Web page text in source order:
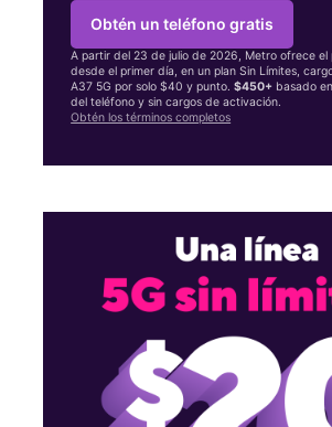
Obtén un teléfono gratis
A partir del 23 de julio de 2026, Metro ofrece el
desde el primer día, en un plan Sin Límites,
A37 5G por solo $40 y punto.$450+ basado
del teléfono y sin cargos de activación.
Obtén los términos completos